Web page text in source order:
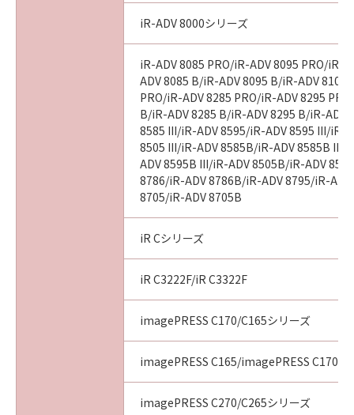
iR-ADV 8000シリーズ
iR-ADV 8085 PRO/iR-ADV 8095 PRO/iR-
ADV 8085 B/iR-ADV 8095 B/iR-ADV 8105
PRO/iR-ADV 8285 PRO/iR-ADV 8295
B/iR-ADV 8285 B/iR-ADV 8295 B/iR-ADV
8585 III/iR-ADV 8595/iR-ADV 8595 III/iR-
8505 III/iR-ADV 8585B/iR-ADV 8585B III/
ADV 8595B III/iR-ADV 8505B/iR-ADV
8786/iR-ADV 8786B/iR-ADV 8795/iR-
8705/iR-ADV 8705B
iR Cシリーズ
iR C3222F/iR C3322F
imagePRESS C170/C165シリーズ
imagePRESS C165/imagePRESS C170
imagePRESS C270/C265シリーズ